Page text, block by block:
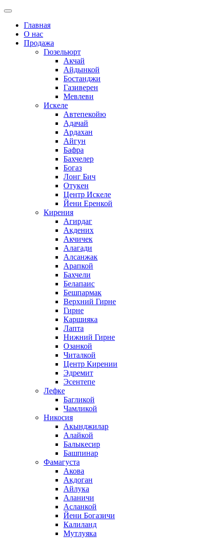
Главная
О нас
Продажа
Гюзельюрт
Акчай
Айдынкой
Бостанджи
Газиверен
Мевлеви
Искеле
Автепекойю
Адачай
Ардахан
Айгун
Бафра
Бахчелер
Богаз
Лонг Бич
Отукен
Центр Искеле
Йени Еренкой
Кирения
Агирдаг
Акдених
Акчичек
Алагади
Алсанжак
Арапкой
Бахчели
Белапаис
Бешпармак
Верхний Гирне
Гирне
Каршияка
Лапта
Нижний Гирне
Озанкой
Читалкой
Центр Кирении
Эдремит
Эсентепе
Лефке
Багликой
Чамликой
Никосия
Акынджилар
Алайкой
Балыкесир
Башпинар
Фамагуста
Акова
Акдоган
Айлука
Аланичи
Асланкой
Йени Богазичи
Калиланд
Мутлуяка